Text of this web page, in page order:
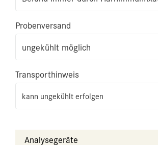
Probenversand
ungekühlt möglich
Transporthinweis
kann ungekühlt erfolgen
Analysegeräte